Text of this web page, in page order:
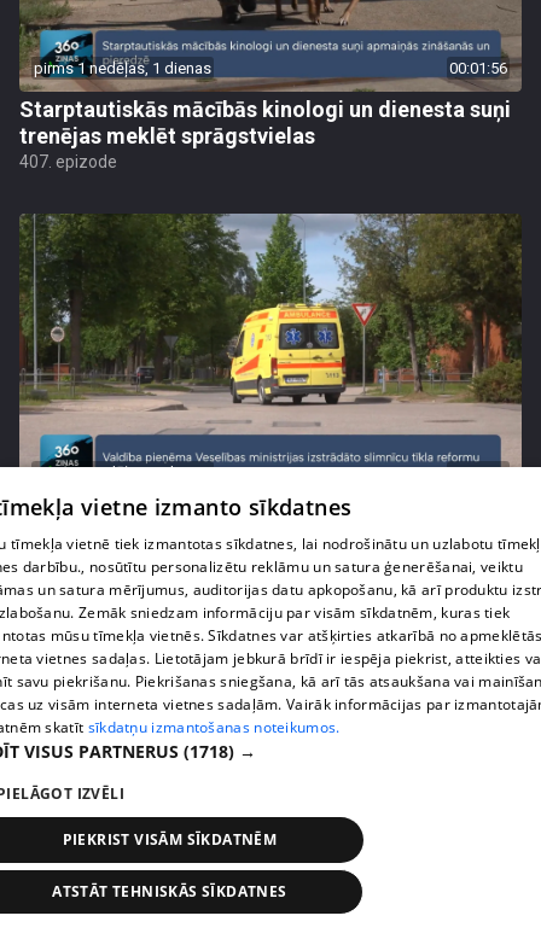
pirms 1 nedēļas, 1 dienas 00:01:56
Starptautiskās mācībās kinologi un dienesta suņi
trenējas meklēt sprāgstvielas
407. epizode
pirms 1 nedēļas, 1 dienas 00:02:52
Pēc asām debatēm valdība apstiprina slimnīcu
reformu
407. epizode
Barkavā sākas kapelmeistaru mācības, lai nodotu
vietne izmanto sīkdatnes
tīmekļa vietnē tiek izmantotas sīkdatnes, lai nodrošinātu un uzlabotu
darbību., nosūtītu personalizētu reklāmu un satura ģenerēšanai, veiktu
un satura mērījumus, auditorijas datu apkopošanu, kā arī produktu
Zemāk sniedzam informāciju par visām sīkdatnēm, kuras tiek
mūsu tīmekļa vietnēs. Sīkdatnes var atšķirties atkarībā no
vietnes sadaļas. Lietotājam jebkurā brīdī ir iespēja piekrist, atteikties
savu piekrišanu. Piekrišanas sniegšana, kā arī tās atsaukšana vai
uz visām interneta vietnes sadaļām. Vairāk informācijas par
skatīt sīkdatņu izmantošanas noteikumos.
VISUS PARTNERUS (1718) →
IZVĒLI
PIEKRIST VISĀM SĪKDATNĒM
ATSTĀT TEHNISKĀS SĪKDATNES